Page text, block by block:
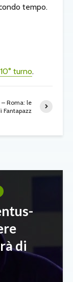
tempo.
turno.
– Roma: le
Fantapazz
di